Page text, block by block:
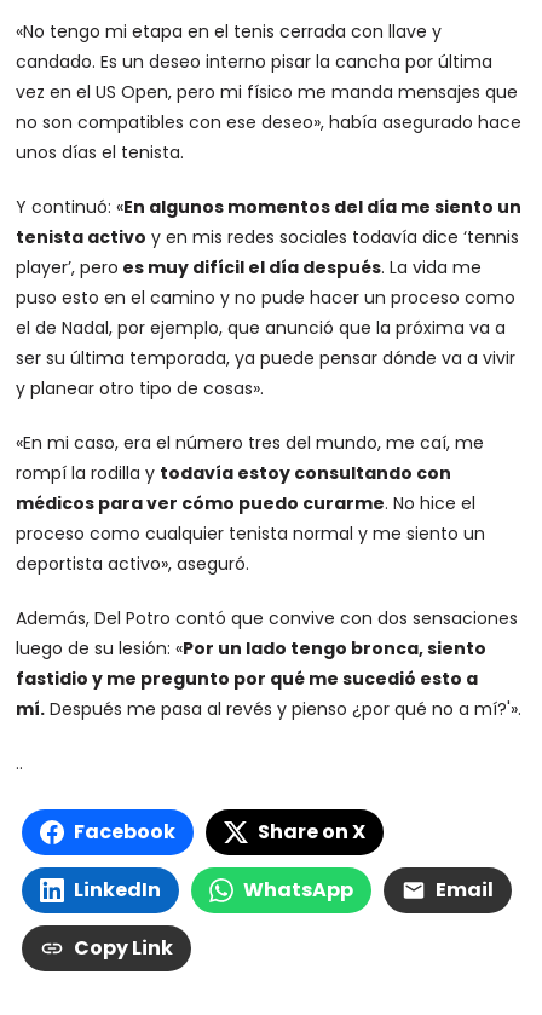
«No tengo mi etapa en el tenis cerrada con llave y
candado. Es un deseo interno pisar la cancha por última
vez en el US Open, pero mi físico me manda mensajes que
no son compatibles con ese deseo», había asegurado hace
unos días el tenista.
Y continuó: «En algunos momentos del día me siento un
tenista activo y en mis redes sociales todavía dice ‘tennis
player’, pero es muy difícil el día después. La vida me
puso esto en el camino y no pude hacer un proceso como
el de Nadal, por ejemplo, que anunció que la próxima va a
ser su última temporada, ya puede pensar dónde va a vivir
y planear otro tipo de cosas».
«En mi caso, era el número tres del mundo, me caí, me
rompí la rodilla y todavía estoy consultando con
médicos para ver cómo puedo curarme. No hice el
proceso como cualquier tenista normal y me siento un
deportista activo», aseguró.
Además, Del Potro contó que convive con dos sensaciones
luego de su lesión: «Por un lado tengo bronca, siento
fastidio y me pregunto por qué me sucedió esto a
mí. Después me pasa al revés y pienso ¿por qué no a mí?'».
..
Facebook Share on X
LinkedIn WhatsApp Email
Copy Link